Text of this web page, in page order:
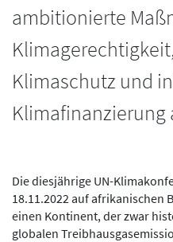
ambitionierte
Klimaschutz und
Klimafinanzierung
Die diesjährige UN-
18.11.2022 auf afrikanischen
einen Kontinent, der zwar
globalen